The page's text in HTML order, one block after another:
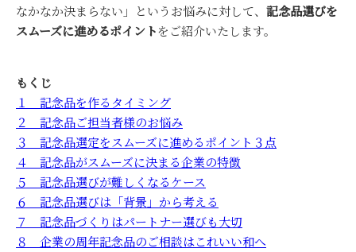
なかなか決まらない」というお悩みに対して、 記念品選びを
スムーズに進めるポイントをご紹介いたします。
もくじ
１ 記念品を作るタイミング
２ 記念品ご担当者様のお悩み
３ 記念品選定をスムーズに進めるポイント３点
４ 記念品がスムーズに決まる企業の特徴
５ 記念品選びが難しくなるケース
６ 記念品選びは「背景」から考える
７ 記念品づくりはパートナー選びも大切
８ 企業の周年記念品のご相談はこれいい和へ